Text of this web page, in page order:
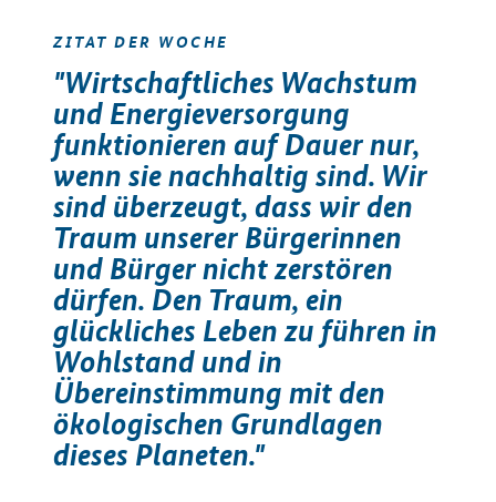
ZITAT DER WOCHE
"Wirtschaftliches Wachstum
und Energieversorgung
funktionieren auf Dauer nur,
wenn sie nachhaltig sind. Wir
sind überzeugt, dass wir den
Traum unserer Bürgerinnen
und Bürger nicht zerstören
dürfen. Den Traum, ein
glückliches Leben zu führen in
Wohlstand und in
Übereinstimmung mit den
ökologischen Grundlagen
dieses Planeten."